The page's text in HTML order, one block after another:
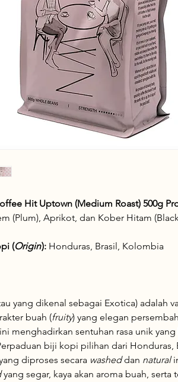
Hit Uptown (Medium Roast) 500g
(Plum), Aprikot, dan Kober Hitam
(Origin): Honduras, Brasil, Kolombia
yang dikenal sebagai Exotica) adalah
buah (fruity) yang elegan
menghadirkan sentuhan rasa unik
biji kopi pilihan dari Honduras,
diproses secara washeddan natural
yang segar, kaya akan aroma buah, serta